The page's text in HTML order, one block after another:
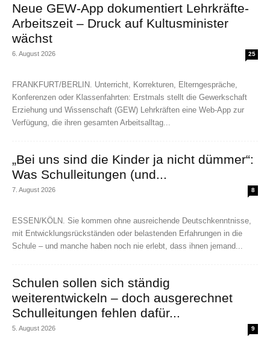
Neue GEW-App dokumentiert Lehrkräfte-
Arbeitszeit – Druck auf Kultusminister
wächst
6. August 2026 25
FRANKFURT/BERLIN. Unterricht, Korrekturen, Elterngespräche,
Konferenzen oder Klassenfahrten: Erstmals stellt die Gewerkschaft
Erziehung und Wissenschaft (GEW) Lehrkräften eine Web-App zur
Verfügung, die ihren gesamten Arbeitsalltag...
„Bei uns sind die Kinder ja nicht dümmer“:
Was Schulleitungen (und...
7. August 2026 8
ESSEN/KÖLN. Sie kommen ohne ausreichende Deutschkenntnisse,
mit Entwicklungsrückständen oder belastenden Erfahrungen in die
Schule – und manche haben noch nie erlebt, dass ihnen jemand...
Schulen sollen sich ständig
weiterentwickeln – doch ausgerechnet
Schulleitungen fehlen dafür...
5. August 2026 9